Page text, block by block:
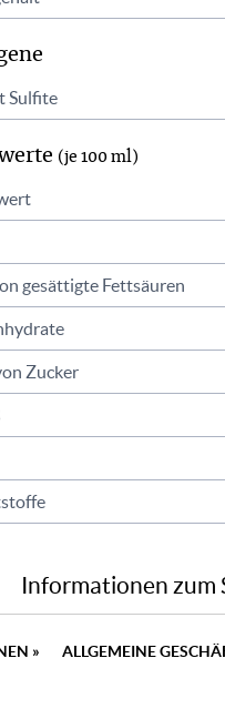
Sulfite
(je 100 ml)
gesättigte Fettsäuren
Zucker
Informationen zum
» ALLGEMEINE